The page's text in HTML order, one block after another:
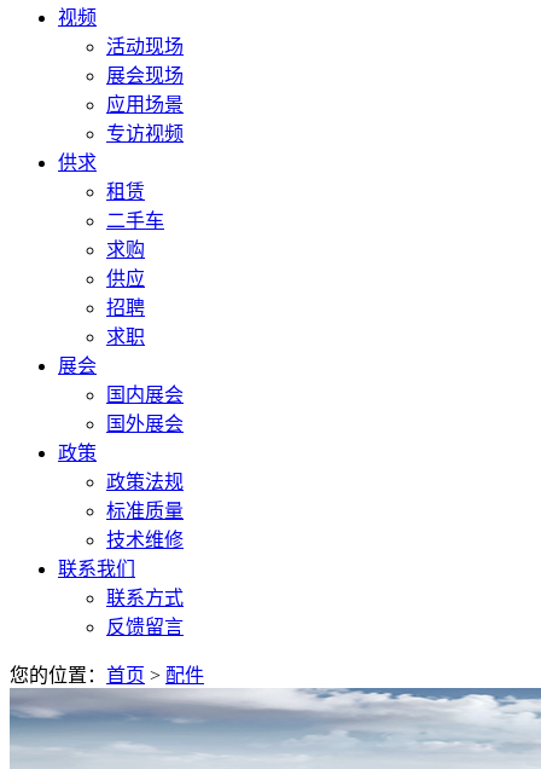
视频
活动现场
展会现场
应用场景
专访视频
供求
租赁
二手车
求购
供应
招聘
求职
展会
国内展会
国外展会
政策
政策法规
标准质量
技术维修
联系我们
联系方式
反馈留言
您的位置： 首页 > 配件